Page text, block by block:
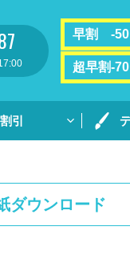
早割 -50
超早割-70
引
ダウンロード